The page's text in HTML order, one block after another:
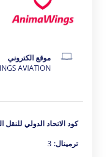
تفاصيل الاتصالموقع الكتروني
AVIATION
كود الاتحاد الدولي للنقل
ترمينال: 3